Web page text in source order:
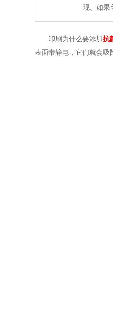
现。如果
印刷为什么要添加抗
表面带静电，它们就会吸